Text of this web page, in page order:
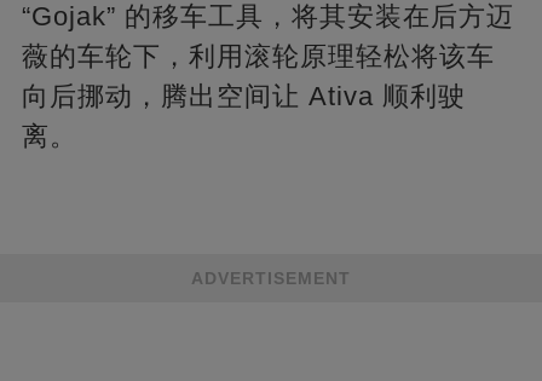
“Gojak” 的移车工具，将其安装在后方迈
薇的车轮下，利用滚轮原理轻松将该车
向后挪动，腾出空间让 Ativa 顺利驶
离。
ADVERTISEMENT